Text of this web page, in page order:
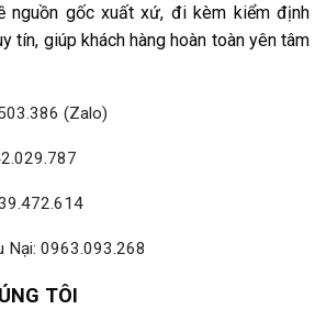
nguồn gốc xuất xứ, đi kèm kiểm định
tín, giúp khách hàng hoàn toàn yên tâm
(Zalo)
Nại: 0963.093.268
TÔI